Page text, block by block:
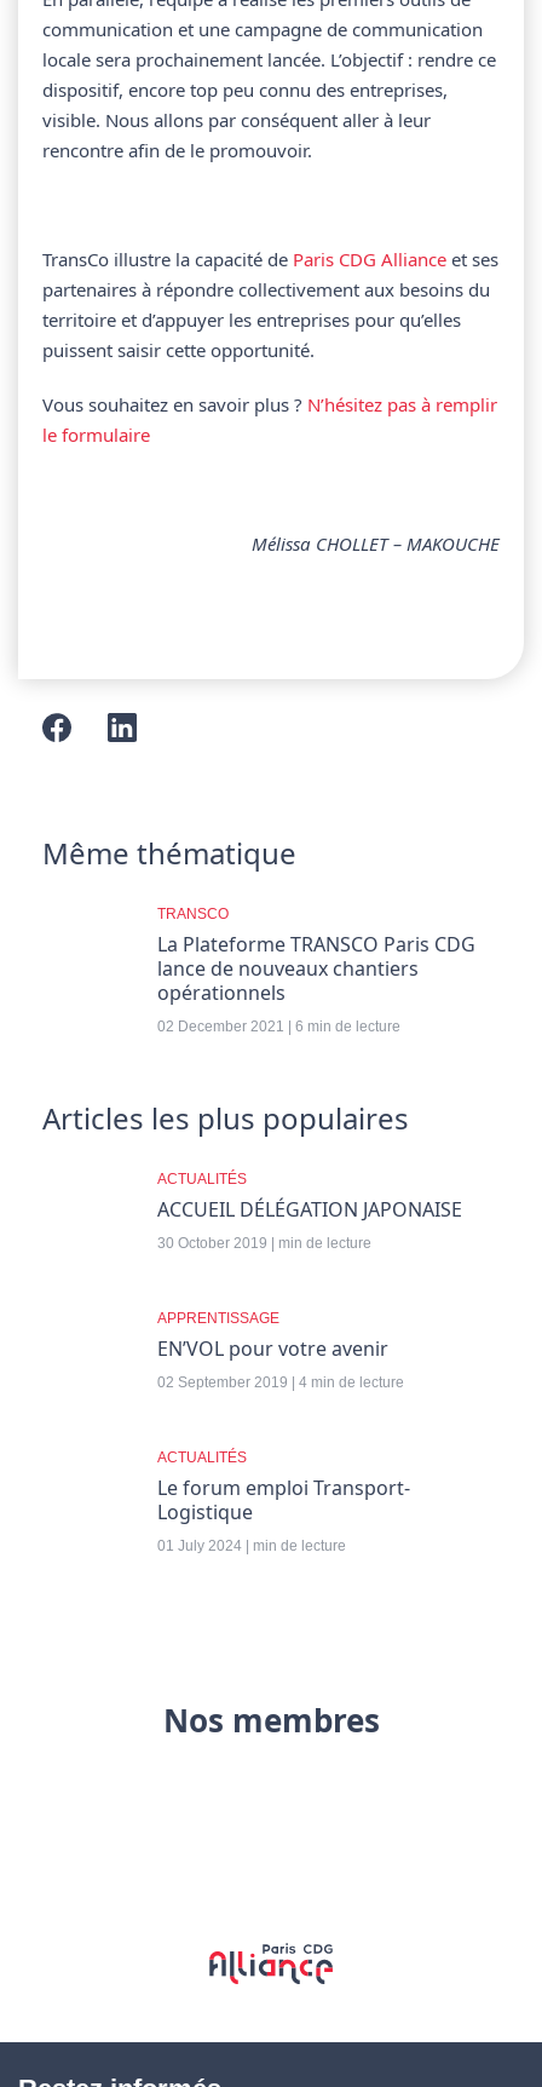
communication et une campagne de communication
locale sera prochainement lancée. L’objectif : rendre ce
dispositif, encore top peu connu des entreprises,
visible. Nous allons par conséquent aller à leur
rencontre afin de le promouvoir.
TransCo illustre la capacité de Paris CDG Alliance et ses
partenaires à répondre collectivement aux besoins du
territoire et d’appuyer les entreprises pour qu’elles
puissent saisir cette opportunité.
Vous souhaitez en savoir plus ? N’hésitez pas à remplir
le formulaire
Mélissa CHOLLET – MAKOUCHE
Même thématique
TRANSCO
La Plateforme TRANSCO Paris CDG
lance de nouveaux chantiers
opérationnels
02 December 2021 | 6 min de lecture
Articles les plus populaires
ACTUALITÉS
ACCUEIL DÉLÉGATION JAPONAISE
30 October 2019 | min de lecture
APPRENTISSAGE
EN’VOL pour votre avenir
02 September 2019 | 4 min de lecture
ACTUALITÉS
Le forum emploi Transport-
Logistique
01 July 2024 | min de lecture
Nos membres